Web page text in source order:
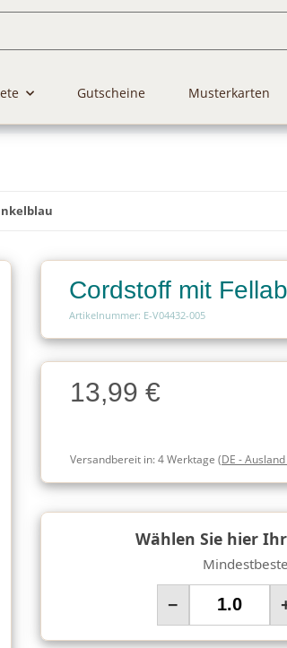
Gutscheine Musterkarten
Cordstoff mit
Artikelnummer: E-V04432-005
Charge
Charge13,99 €
Versandbereit in:4 Werktage (DE -
Wählen Sie hier
−